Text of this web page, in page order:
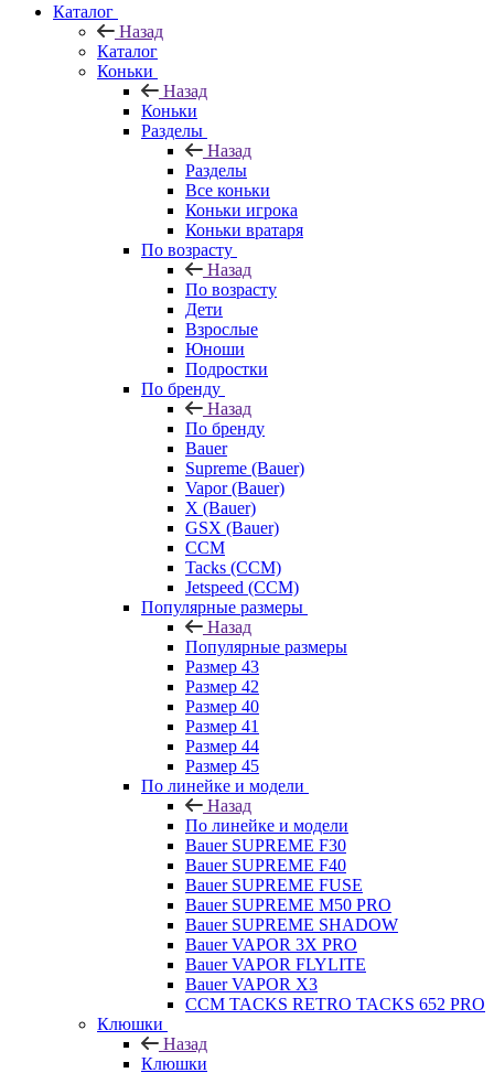
Каталог
Назад
Каталог
Коньки
Назад
Коньки
Разделы
Назад
Разделы
Все коньки
Коньки игрока
Коньки вратаря
По возрасту
Назад
По возрасту
Дети
Взрослые
Юноши
Подростки
По бренду
Назад
По бренду
Bauer
Supreme (Bauer)
Vapor (Bauer)
X (Bauer)
GSX (Bauer)
CCM
Tacks (CCM)
Jetspeed (CCM)
Популярные размеры
Назад
Популярные размеры
Размер 43
Размер 42
Размер 40
Размер 41
Размер 44
Размер 45
По линейке и модели
Назад
По линейке и модели
Bauer SUPREME F30
Bauer SUPREME F40
Bauer SUPREME FUSE
Bauer SUPREME M50 PRO
Bauer SUPREME SHADOW
Bauer VAPOR 3X PRO
Bauer VAPOR FLYLITE
Bauer VAPOR X3
CCM TACKS RETRO TACKS 652 PRO
Клюшки
Назад
Клюшки